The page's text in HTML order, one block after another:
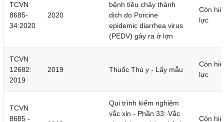
TCVN
8685-
34:2020
2020
bệnh tiêu chảy thành
dịch do Porcine
epidemic diarrhea virus
(PEDV) gây ra ở lợn
Còn
lực
TCVN
12682:
2019
2019 Thuốc Thú y - Lấy mẫu
Còn
lực
TCVN
8685 -
Qui trình kiểm nghiệm
vắc xin - Phần 33: Vắc
Còn